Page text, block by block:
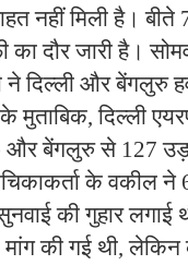
नहीं मिली है। बीते
दौर जारी है।
दिल्ली और बेंगलुरु
दिल्ली
बेंगलुरु से 127
के वकील
की गुहार लगाई
की गई थी, लेकिन